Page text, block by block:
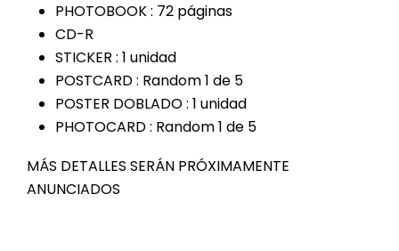
PHOTOBOOK : 72 páginas
CD-R
STICKER : 1 unidad
POSTCARD : Random 1 de 5
POSTER DOBLADO : 1 unidad
PHOTOCARD : Random 1 de 5
MÁS DETALLES SERÁN PRÓXIMAMENTE
ANUNCIADOS